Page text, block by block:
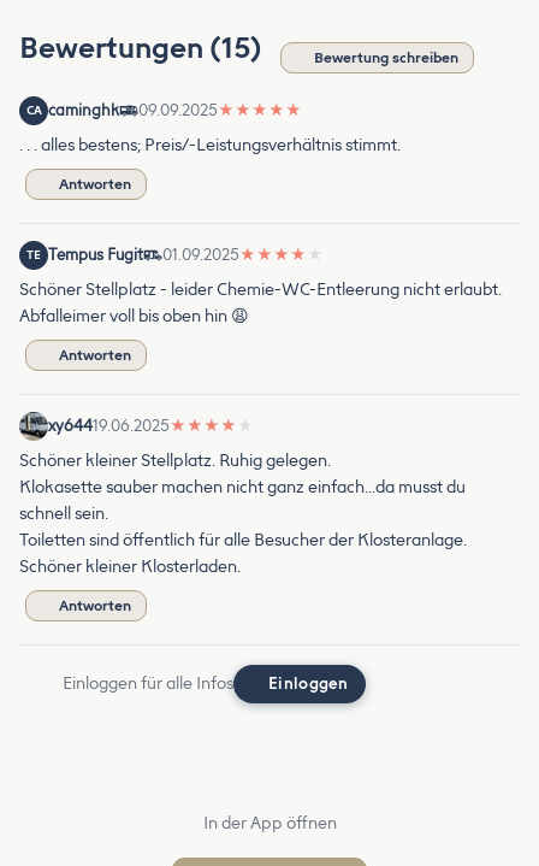
Bewertungen (15) Bewertung schreiben
CA caminghk 09.09.2025★ ★ ★ ★ ★
. . . alles bestens; Preis/-Leistungsverhältnis stimmt.
Antworten
TE Tempus Fugit 01.09.2025★ ★ ★ ★ ★
Schöner Stellplatz - leider Chemie-WC-Entleerung nicht erlaubt.
Abfalleimer voll bis oben hin 😩
Antworten
xy64419.06.2025★ ★ ★ ★ ★
Schöner kleiner Stellplatz. Ruhig gelegen.
Klokasette sauber machen nicht ganz einfach…da musst du
schnell sein.
Toiletten sind öffentlich für alle Besucher der Klosteranlage.
Schöner kleiner Klosterladen.
Antworten
Einloggen für alle Infos Einloggen
In der App öffnen